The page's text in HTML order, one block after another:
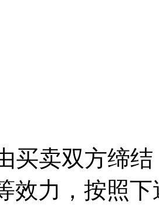
买卖双方缔结
效力，按照